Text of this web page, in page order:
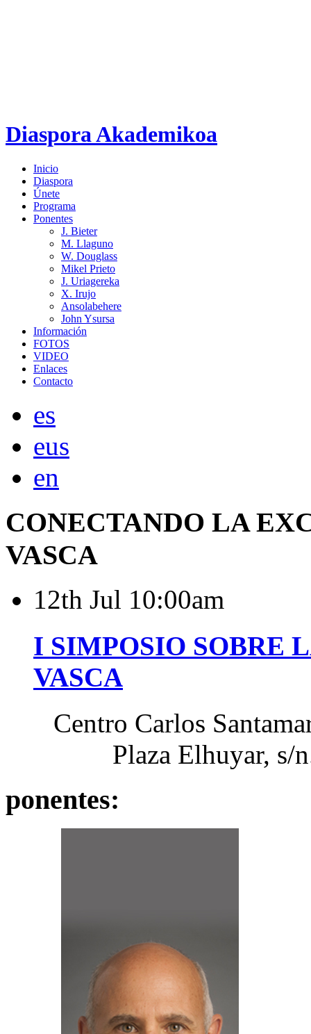
Diaspora Akademikoa
Inicio
Diaspora
Únete
Programa
Ponentes
J. Bieter
M. Llaguno
W. Douglass
Mikel Prieto
J. Uriagereka
X. Irujo
Ansolabehere
John Ysursa
Información
FOTOS
VIDEO
Enlaces
Contacto
es
eus
en
CONECTANDO LA
VASCA
12th Jul 10:00am
I SIMPOSIO SOBRE
VASCA
Centro Carlos
Plaza Elhuyar, s/
ponentes: